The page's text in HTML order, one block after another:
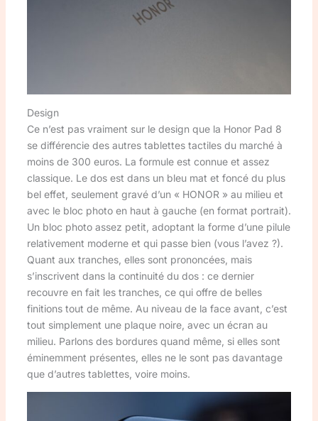
Design
Ce n’est pas vraiment sur le design que la Honor Pad 8
se différencie des autres tablettes tactiles du marché à
moins de 300 euros. La formule est connue et assez
classique. Le dos est dans un bleu mat et foncé du plus
bel effet, seulement gravé d’un « HONOR » au milieu et
avec le bloc photo en haut à gauche (en format portrait).
Un bloc photo assez petit, adoptant la forme d’une pilule
relativement moderne et qui passe bien (vous l’avez ?).
Quant aux tranches, elles sont prononcées, mais
s’inscrivent dans la continuité du dos : ce dernier
recouvre en fait les tranches, ce qui offre de belles
finitions tout de même. Au niveau de la face avant, c’est
tout simplement une plaque noire, avec un écran au
milieu. Parlons des bordures quand même, si elles sont
éminemment présentes, elles ne le sont pas davantage
que d’autres tablettes, voire moins.